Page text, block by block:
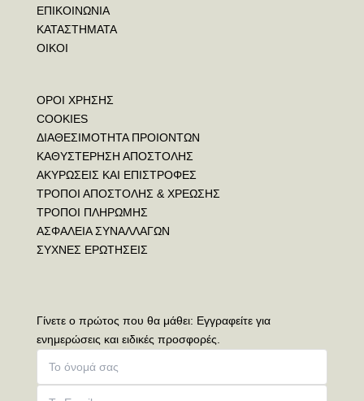
ΕΠΙΚΟΙΝΩΝΙΑ
ΚΑΤΑΣΤΗΜΑΤΑ
ΟΙΚΟΙ
ΟΡΟΙ ΧΡΗΣΗΣ
COOKIES
ΔΙΑΘΕΣΙΜΟΤΗΤΑ ΠΡΟΙΟΝΤΩΝ
ΚΑΘΥΣΤΕΡΗΣΗ ΑΠΟΣΤΟΛΗΣ
ΑΚΥΡΩΣΕΙΣ ΚΑΙ ΕΠΙΣΤΡΟΦΕΣ
ΤΡΟΠΟΙ ΑΠΟΣΤΟΛΗΣ & ΧΡΕΩΣΗΣ
ΤΡΟΠΟΙ ΠΛΗΡΩΜΗΣ
ΑΣΦΑΛΕΙΑ ΣΥΝΑΛΛΑΓΩΝ
ΣΥΧΝΕΣ ΕΡΩΤΗΣΕΙΣ
Γίνετε ο πρώτος που θα μάθει: Εγγραφείτε για
ενημερώσεις και ειδικές προσφορές.